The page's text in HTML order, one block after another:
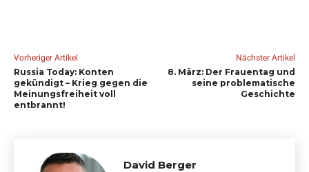
Vorheriger Artikel
Russia Today: Konten
gekündigt – Krieg gegen die
Meinungsfreiheit voll
entbrannt!
Nächster Artikel
8. März: Der Frauentag und
seine problematische
Geschichte
David Berger